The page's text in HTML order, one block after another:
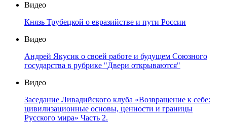
Видео
Князь Трубецкой о евразийстве и пути России
Видео
Андрей Якусик о своей работе и будущем Союзного
государства в рубрике "Двери открываются"
Видео
Заседание Ливадийского клуба «Возвращение к себе:
цивилизационные основы, ценности и границы
Русского мира» Часть 2.